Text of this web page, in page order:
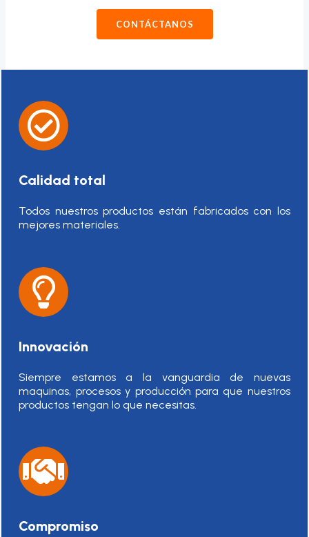
CONTÁCTANOS
Calidad total
Todos nuestros productos están fabricados con los
mejores materiales.
Innovación
Siempre estamos a la vanguardia de nuevas
maquinas, procesos y producción para que nuestros
productos tengan lo que necesitas.
Compromiso